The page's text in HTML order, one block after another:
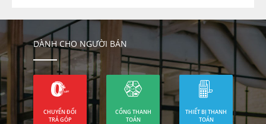
DÀNH CHO NGƯỜI BÁN
CHUYỂN ĐỔI
TRẢ GÓP
CỔNG THANH
TOÁN
THIẾT BỊ THANH
TOÁN